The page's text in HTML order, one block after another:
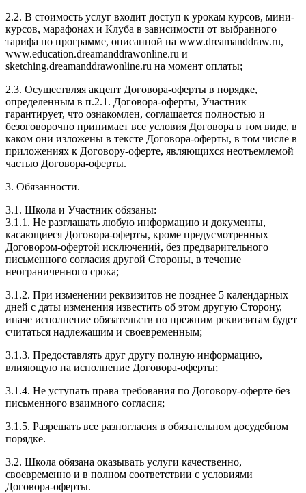
2.2. В стоимость услуг входит доступ к урокам курсов, мини-
курсов, марафонах и Клуба в зависимости от выбранного
тарифа по программе, описанной на www.dreamanddraw.ru,
www.education.dreamanddrawonline.ru и
sketching.dreamanddrawonline.ru на момент оплаты;
2.3. Осуществляя акцепт Договора-оферты в порядке,
определенным в п.2.1. Договора-оферты, Участник
гарантирует, что ознакомлен, соглашается полностью и
безоговорочно принимает все условия Договора в том виде, в
каком они изложены в тексте Договора-оферты, в том числе в
приложениях к Договору-оферте, являющихся неотъемлемой
частью Договора-оферты.
3. Обязанности.
3.1. Школа и Участник обязаны:
3.1.1. Не разглашать любую информацию и документы,
касающиеся Договора-оферты, кроме предусмотренных
Договором-офертой исключений, без предварительного
письменного согласия другой Стороны, в течение
неограниченного срока;
3.1.2. При изменении реквизитов не позднее 5 календарных
дней с даты изменения известить об этом другую Сторону,
иначе исполнение обязательств по прежним реквизитам будет
считаться надлежащим и своевременным;
3.1.3. Предоставлять друг другу полную информацию,
влияющую на исполнение Договора-оферты;
3.1.4. Не уступать права требования по Договору-оферте без
письменного взаимного согласия;
3.1.5. Разрешать все разногласия в обязательном досудебном
порядке.
3.2. Школа обязана оказывать услуги качественно,
своевременно и в полном соответствии с условиями
Договора-оферты.